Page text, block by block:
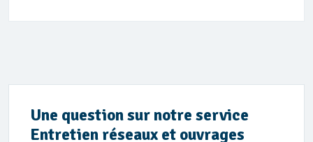
Une question sur notre service
Entretien réseaux et ouvrages